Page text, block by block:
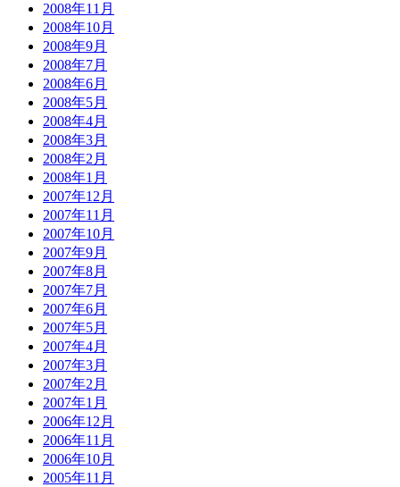
2008年11月
2008年10月
2008年9月
2008年7月
2008年6月
2008年5月
2008年4月
2008年3月
2008年2月
2008年1月
2007年12月
2007年11月
2007年10月
2007年9月
2007年8月
2007年7月
2007年6月
2007年5月
2007年4月
2007年3月
2007年2月
2007年1月
2006年12月
2006年11月
2006年10月
2005年11月